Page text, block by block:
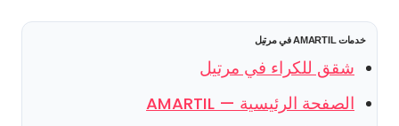
خدمات AMARTIL في مرتيل
شقق للكراء في مرتيل
الصفحة الرئيسية — AMARTIL